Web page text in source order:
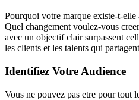
Pourquoi votre marque existe-t-
Quel changement voulez-vous
avec un objectif clair surpassent
les clients et les talents qui
Identifiez Votre Audience
Vous ne pouvez pas etre pour tout